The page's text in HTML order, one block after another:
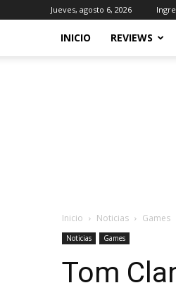
Jueves, agosto 6, 2026
INICIO REVIEWS
Inicio Noticias Games
Noticias Games
Tom